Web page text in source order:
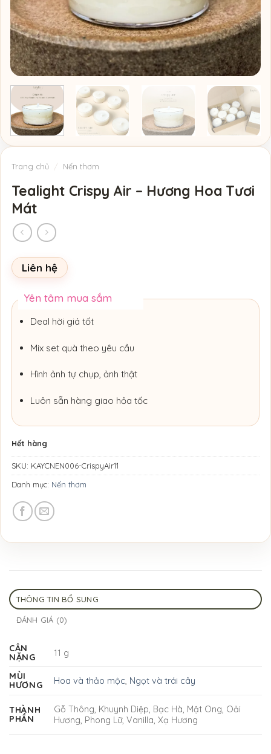
Trang chủ / Nến thơm
Tealight Crispy Air – Hương Hoa Tươi
Mát
Liên hệ
Yên tâm mua sắm
Deal hời giá tốt
Mix set quà theo yêu cầu
Hình ảnh tự chụp, ảnh thật
Luôn sẵn hàng giao hỏa tốc
Hết hàng
SKU: KAYCNEN006-CrispyAir11
Danh mục: Nến thơm
THÔNG TIN BỔ SUNG
ĐÁNH GIÁ (0)
CÂN
NẶNG
11 g
MÙI
HƯƠNG
Hoa và thảo mộc, Ngọt và trái cây
THÀNH
PHẦN
Gỗ Thông, Khuynh Diệp, Bạc Hà, Mật Ong, Oải
Hương, Phong Lữ, Vanilla, Xạ Hương